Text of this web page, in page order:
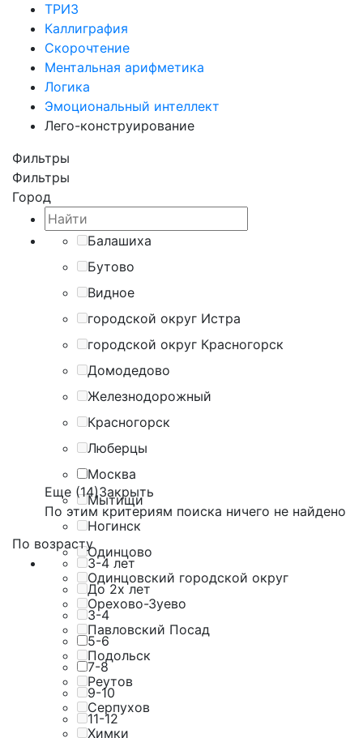
ТРИЗ
Каллиграфия
Скорочтение
Ментальная арифметика
Логика
Эмоциональный интеллект
Лего-конструирование
Фильтры
Фильтры
Город
Балашиха
Бутово
Видное
городской округ Истра
городской округ Красногорск
Домодедово
Железнодорожный
Красногорск
Люберцы
Москва
Мытищи
Ногинск
Одинцово
Одинцовский городской округ
Орехово-Зуево
Павловский Посад
Подольск
Реутов
Серпухов
Химки
Еще (14)Закрыть
По этим критериям поиска ничего не найдено
По возрасту
3-4 лет
До 2х лет
3-4
5-6
7-8
9-10
11-12